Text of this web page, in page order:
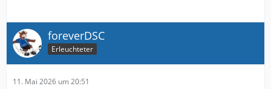
foreverDSC
Erleuchteter
11. Mai 2026 um 20:51